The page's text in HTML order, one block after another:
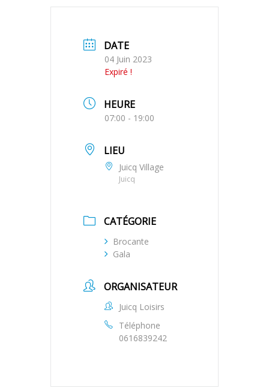
DATE
04 Juin 2023
Expiré !
HEURE
07:00 - 19:00
LIEU
Juicq Village
Juicq
CATÉGORIE
Brocante
Gala
ORGANISATEUR
Juicq Loisirs
Téléphone
0616839242